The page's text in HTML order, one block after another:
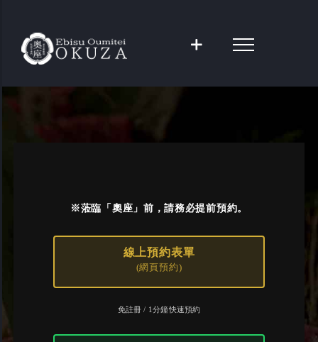
content
※蒞臨「奧座」前，請務必提前預約。
線上預約表單
(網頁預約)
免註冊 / 1分鐘快速預約